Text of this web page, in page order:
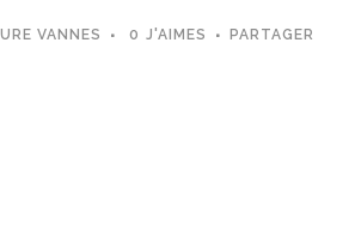
VANNES 0 J'AIMES PARTAGER